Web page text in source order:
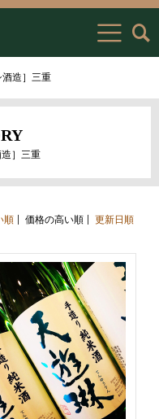
酒造］三重
］三重
順 価格の高い順 更新日順